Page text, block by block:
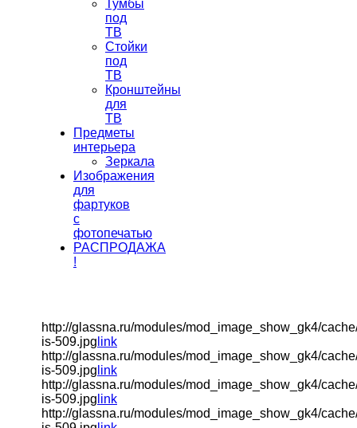
Тумбы
под
ТВ
Стойки
под
ТВ
Кронштейны
для
ТВ
Предметы
интерьера
Зеркала
Изображения
для
фартуков
с
фотопечатью
РАСПРОДАЖА
!
http://glassna.ru/modules/mod_image_show_gk4/
is-509.jpg link
http://glassna.ru/modules/mod_image_show_gk4/
is-509.jpg link
http://glassna.ru/modules/mod_image_show_gk4/
is-509.jpg link
http://glassna.ru/modules/mod_image_show_gk4/